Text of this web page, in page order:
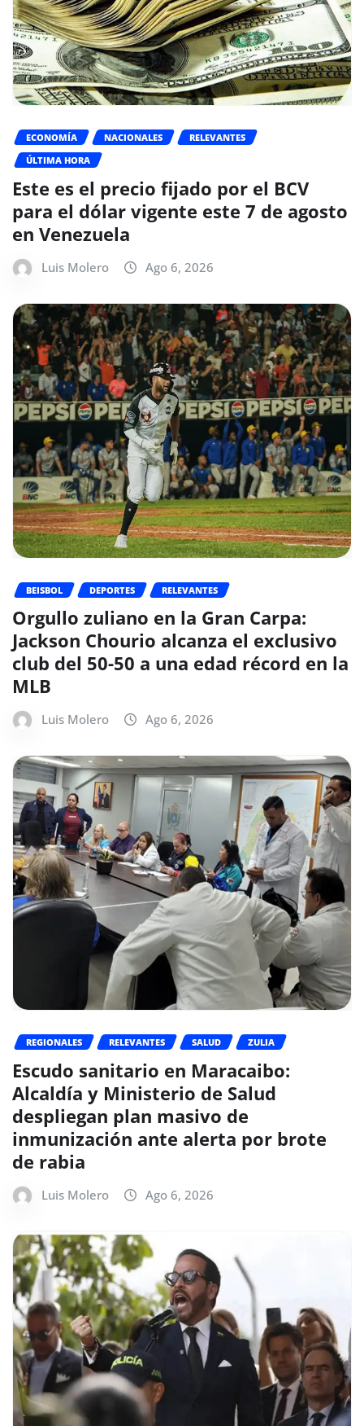
ECONOMÍA NACIONALES
RELEVANTES
ÚLTIMA HORA
Este es el precio fijado por el BCV
para el dólar vigente este 7 de agosto
en Venezuela
Luis Molero Ago 6, 2026
BEISBOL DEPORTES RELEVANTES
Orgullo zuliano en la Gran Carpa:
Jackson Chourio alcanza el exclusivo
club del 50-50 a una edad récord en la
MLB
Luis Molero Ago 6, 2026
REGIONALES RELEVANTES SALUD ZULIA
Escudo sanitario en Maracaibo:
Alcaldía y Ministerio de Salud
despliegan plan masivo de
inmunización ante alerta por brote
de rabia
Luis Molero Ago 6, 2026